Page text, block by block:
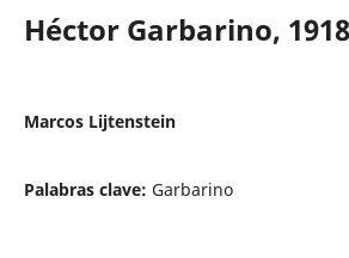
Héctor Garbarino,
Marcos Lijtenstein
Palabras clave: Garbarino